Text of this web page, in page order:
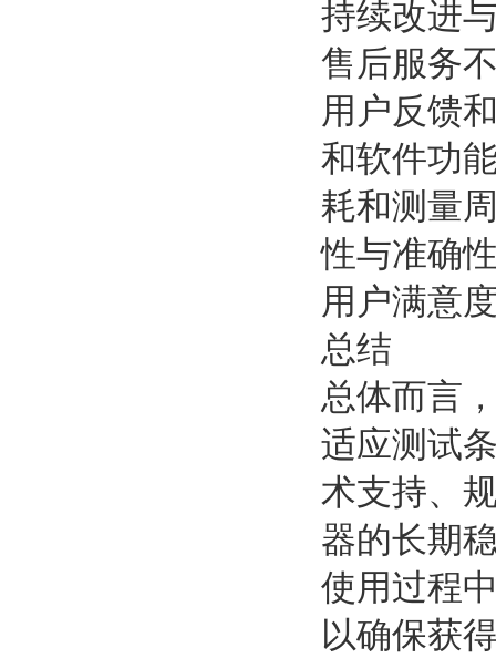
持续改进
售后服务
用户反馈
和软件功
耗和测量
性与准确
用户满意
总结
总体而言
适应测试
术支持、
器的长期
使用过程
以确保获